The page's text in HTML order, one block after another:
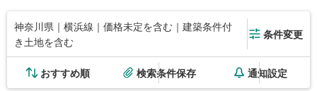
神奈川県｜横浜線｜価格未定を含む｜建築条件付
き土地を含む
条件変更
おすすめ順 検索条件保存 通知設定